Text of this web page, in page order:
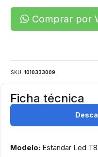
Comprar por
SKU:1010333009
Ficha técnica
Modelo: Estandar Led T8